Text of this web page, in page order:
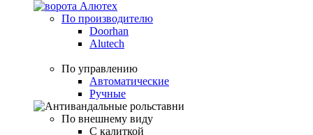
По производителю
Doorhan
Alutech
По управлению
Автоматические
Ручные
По внешнему виду
С калиткой